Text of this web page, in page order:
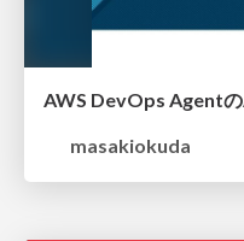
masakiokuda